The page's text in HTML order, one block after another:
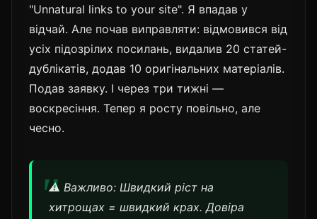
"Unnatural links to your site". Я впадав у
відчай. Але почав виправляти: відмовився від
усіх підозрілих посилань, видалив 20 статей-
дублікатів, додав 10 оригінальних матеріалів.
Подав заявку. І через три тижні —
воскресіння. Тепер я росту повільно, але
чесно.
⚠️ Важливо: Швидкий ріст на
хитрощах = швидкий крах. Довіра